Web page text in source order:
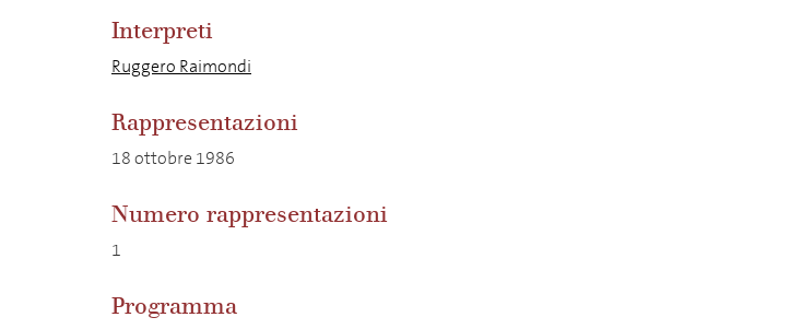
Interpreti
Ruggero Raimondi
Rappresentazioni
18 ottobre 1986
Numero rappresentazioni
1
Programma